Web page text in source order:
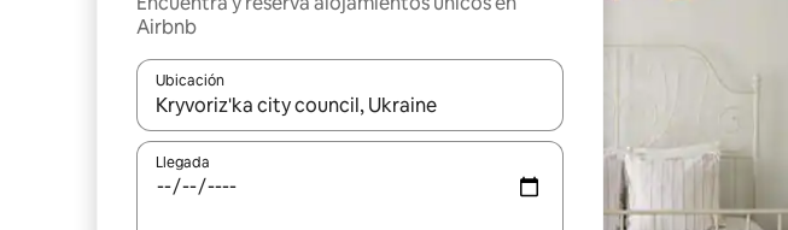
Airbnb
Ubicación
Cuando los resultados estén disponibles, navega con las teclas de flecha hacia
Llegada